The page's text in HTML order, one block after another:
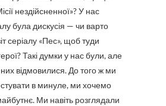
нездійсненної»? У нас
була дискусія — чи варто
серіалу «Пес», щоб туди
Такі думки у нас були, але
відмовилися. До того ж ми
в минуле, ми хочемо
Ми навіть розглядали